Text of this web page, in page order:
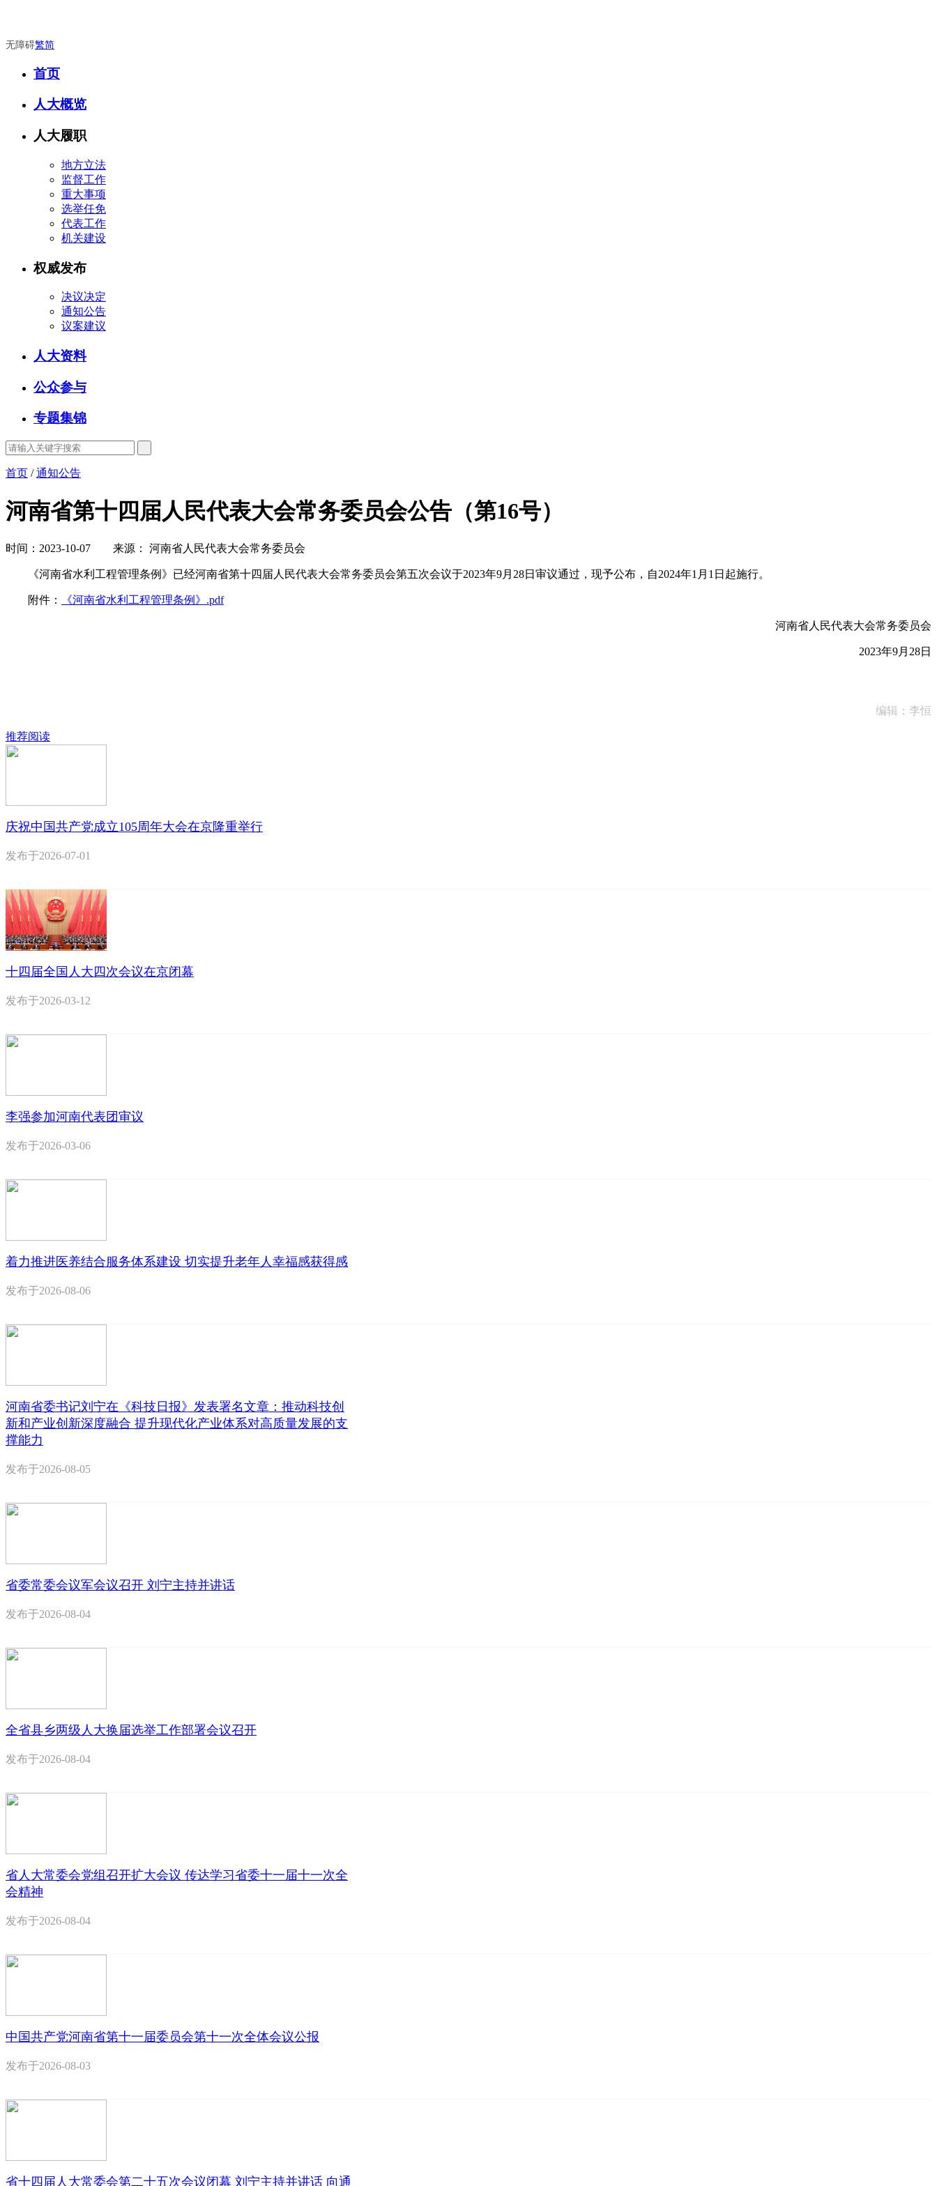
无障碍繁简
首页
人大概览
人大履职
地方立法
监督工作
重大事项
选举任免
代表工作
机关建设
权威发布
决议决定
通知公告
议案建议
人大资料
公众参与
专题集锦
首页 /通知公告
河南省第十四届人民代表大会常务委员会公告（第16号）
时间：2023-10-07 来源： 河南省人民代表大会常务委员会
《河南省水利工程管理条例》已经河南省第十四届人民代表大会常务委员会第五次会议于2023年9月28日审议通过，现予公布，自2024年1月1日起施行。
附件： 《河南省水利工程管理条例》.pdf
河南省人民代表大会常务委员会
2023年9月28日
编辑：李恒
推荐阅读
庆祝中国共产党成立105周年大会在京隆重举行
发布于2026-07-01
十四届全国人大四次会议在京闭幕
发布于2026-03-12
李强参加河南代表团审议
发布于2026-03-06
着力推进医养结合服务体系建设 切实提升老年人幸福感获得感
发布于2026-08-06
河南省委书记刘宁在《科技日报》发表署名文章：推动科技创
新和产业创新深度融合 提升现代化产业体系对高质量发展的支
撑能力
发布于2026-08-05
省委常委会议军会议召开 刘宁主持并讲话
发布于2026-08-04
全省县乡两级人大换届选举工作部署会议召开
发布于2026-08-04
省人大常委会党组召开扩大会议 传达学习省委十一届十一次全
会精神
发布于2026-08-04
中国共产党河南省第十一届委员会第十一次全体会议公报
发布于2026-08-03
省十四届人大常委会第二十五次会议闭幕 刘宁主持并讲话 向通